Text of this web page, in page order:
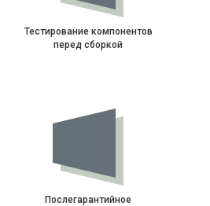
Тестирование компонентов
перед сборкой
Послегарантийное